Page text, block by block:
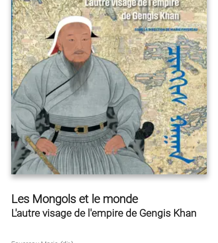
Les Mongols et le monde
L'autre visage de l'empire de Gengis Khan